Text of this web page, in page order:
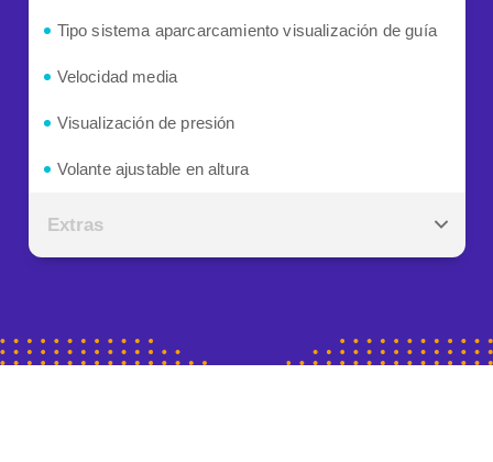
Tipo sistema aparcarcamiento visualización de guía
Velocidad media
Visualización de presión
Volante ajustable en altura
Extras